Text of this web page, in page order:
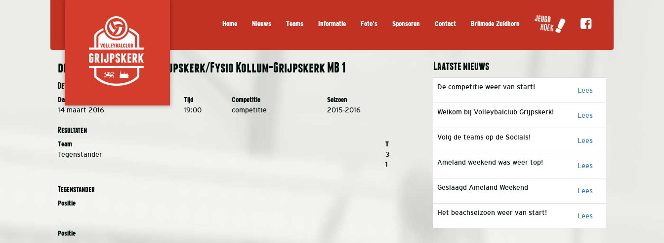
Home Nieuws Teams Informatie Foto’s Sponsoren Contact Brilmode Zuidhorn
de Meeuwen MB 1 – VC Grijpskerk/Fysio Kollum-Grijpskerk MB 1
Details
Datum Tijd Competitie Seizoen
14 maart 2016 19:00 competitie 2015-2016
Resultaten
Team T
Tegenstander
3
1
Tegenstander
Positie
Positie
Laatste nieuws
De competitie weer van start! Lees
Welkom bij Volleybalclub Grijpskerk! Lees
Volg de teams op de Socials! Lees
Ameland weekend was weer top! Lees
Geslaagd Ameland Weekend Lees
Het beachseizoen weer van start! Lees